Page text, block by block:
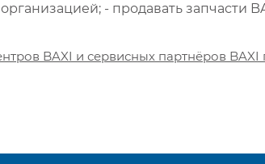
- продавать запчасти
BAXI и сервисных партнёров